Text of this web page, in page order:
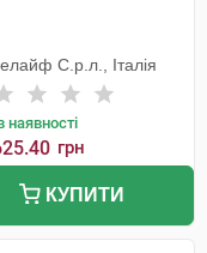
С.р.л., Італія
наявності
грн
КУПИТИ